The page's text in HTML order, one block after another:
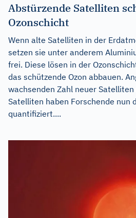
Abstürzende Satelliten
Ozonschicht
Wenn alte Satelliten in der
setzen sie unter anderem
frei. Diese lösen in der
das schützende Ozon abbauen.
wachsenden Zahl neuer
Satelliten haben Forschende nun
quantifiziert....